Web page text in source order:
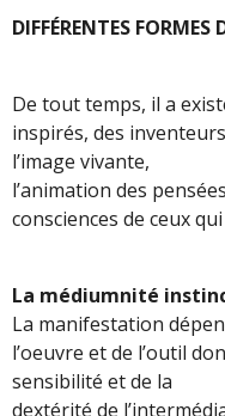
DIFFÉRENTES
De tout temps, il a
inspirés, des
l’image vivante,
l’animation des
consciences de ceux
La médiumnité
La manifestation
l’oeuvre et de l’outil
sensibilité et de la
dextérité de